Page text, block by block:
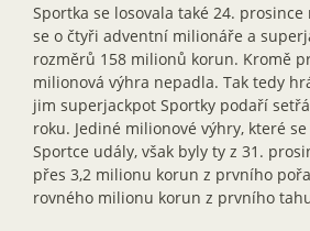
Sportka se losovala také 24.
se o čtyři adventní milionáře a
rozměrů 158 milionů korun. Kromě
milionová výhra nepadla. Tak tedy
jim superjackpot Sportky podaří
roku. Jediné milionové výhry, které
Sportce udály, však byly ty z 31.
přes 3,2 milionu korun z prvního
rovného milionu korun z prvního